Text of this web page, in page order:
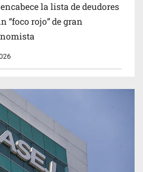
y con varios pendientes
la lista de deudores
“foco rojo” de gran